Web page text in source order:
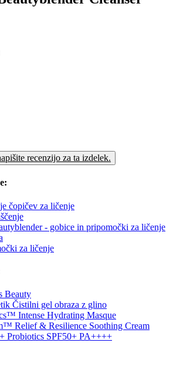
recenzijo za ta izdelek.
čopičev za ličenje
- gobice in pripomočki za ličenje
za ličenje
Beauty
Čistilni gel obraza z glino
Intense Hydrating Masque
Relief & Resilience Soothing Cream
Probiotics SPF50+ PA++++